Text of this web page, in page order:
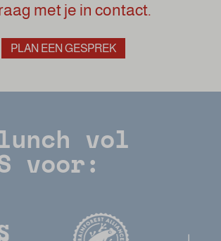
met je in contact.
PLAN EEN GESPREK
vol
voor: